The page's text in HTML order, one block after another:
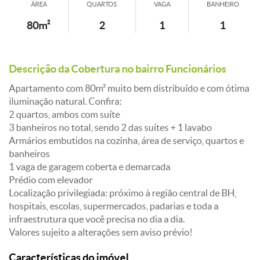
ÁREA
80m²
QUARTOS
2
VAGA
1
BANHEIRO
1
Descrição da Cobertura no bairro Funcionários
Apartamento com 80m² muito bem distribuído e com ótima
iluminação natural. Confira:
2 quartos, ambos com suíte
3 banheiros no total, sendo 2 das suítes + 1 lavabo
Armários embutidos na cozinha, área de serviço, quartos e
banheiros
1 vaga de garagem coberta e demarcada
Prédio com elevador
Localização privilegiada: próximo à região central de BH,
hospitais, escolas, supermercados, padarias e toda a
infraestrutura que você precisa no dia a dia.
Valores sujeito a alterações sem aviso prévio!
Características do imóvel